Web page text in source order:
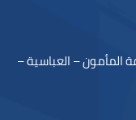
المأمون – العباسية –